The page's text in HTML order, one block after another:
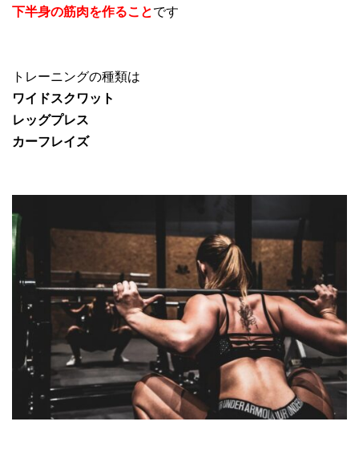
下半身の筋肉を作ることです
トレーニングの種類は
ワイドスクワット
レッグプレス
カーフレイズ